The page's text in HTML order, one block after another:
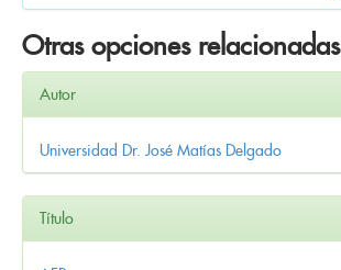
Otras opciones relacionadas
Autor
Universidad Dr. José Matías Delgado
Título